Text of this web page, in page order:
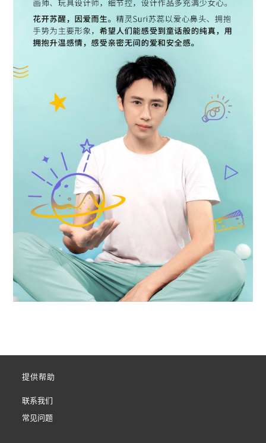
提供帮助
联系我们
常见问题